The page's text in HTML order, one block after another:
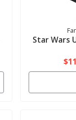
Star Wars